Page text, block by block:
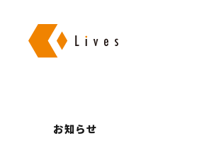
お知らせ